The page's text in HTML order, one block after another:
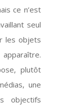
ce n’est
seul
les objets
plutôt
une
objectifs